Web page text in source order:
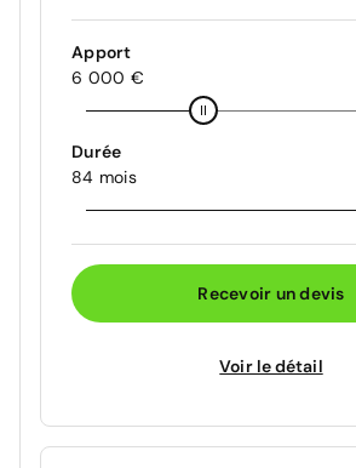
Apport
6 000 €
Durée
84 mois
Recevoir un devis
Voir le détail